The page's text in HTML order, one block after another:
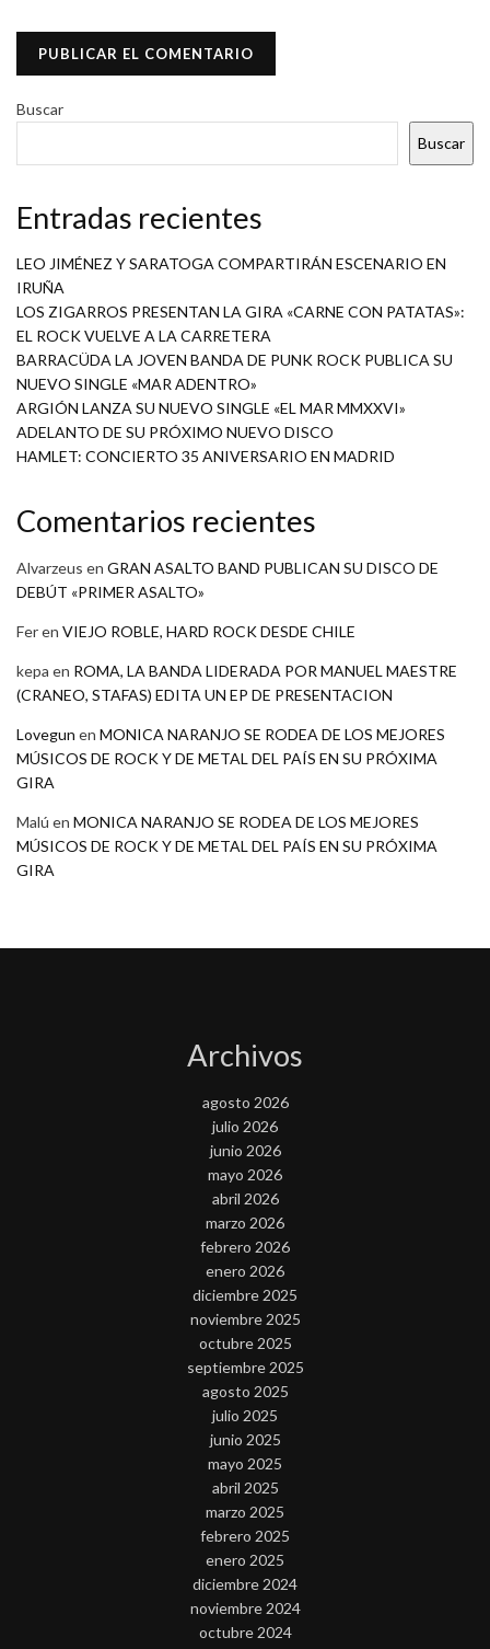
Buscar
Buscar
Entradas recientes
LEO JIMÉNEZ Y SARATOGA COMPARTIRÁN ESCENARIO EN
IRUÑA
LOS ZIGARROS PRESENTAN LA GIRA «CARNE CON PATATAS»:
EL ROCK VUELVE A LA CARRETERA
BARRACÜDA LA JOVEN BANDA DE PUNK ROCK PUBLICA SU
NUEVO SINGLE «MAR ADENTRO»
ARGIÓN LANZA SU NUEVO SINGLE «EL MAR MMXXVI»
ADELANTO DE SU PRÓXIMO NUEVO DISCO
HAMLET: CONCIERTO 35 ANIVERSARIO EN MADRID
Comentarios recientes
Alvarzeus en GRAN ASALTO BAND PUBLICAN SU DISCO DE
DEBÚT «PRIMER ASALTO»
Feren VIEJO ROBLE, HARD ROCK DESDE CHILE
kepa en ROMA, LA BANDA LIDERADA POR MANUEL MAESTRE
(CRANEO, STAFAS) EDITA UN EP DE PRESENTACION
Lovegun en MONICA NARANJO SE RODEA DE LOS MEJORES
MÚSICOS DE ROCK Y DE METAL DEL PAÍS EN SU PRÓXIMA
GIRA
Malú en MONICA NARANJO SE RODEA DE LOS MEJORES
MÚSICOS DE ROCK Y DE METAL DEL PAÍS EN SU PRÓXIMA
GIRA
Archivos
agosto 2026
julio 2026
junio 2026
mayo 2026
abril 2026
marzo 2026
febrero 2026
enero 2026
diciembre 2025
noviembre 2025
octubre 2025
septiembre 2025
agosto 2025
julio 2025
junio 2025
mayo 2025
abril 2025
marzo 2025
febrero 2025
enero 2025
diciembre 2024
noviembre 2024
octubre 2024